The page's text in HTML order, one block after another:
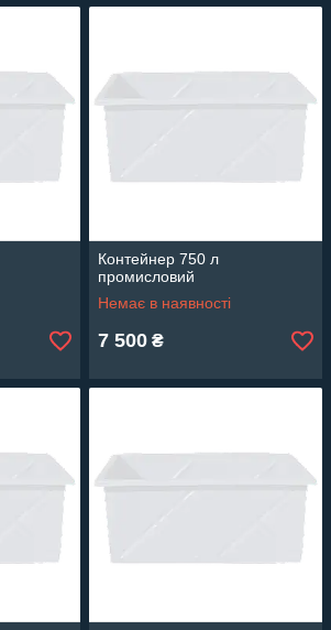
Контейнер 750 л
промисловий
Немає в наявності
7 500 ₴